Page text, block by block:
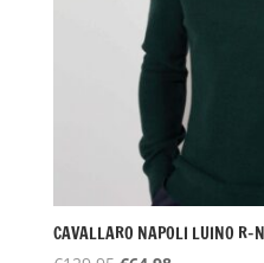
CAVALLARO NAPOLI LUINO R-